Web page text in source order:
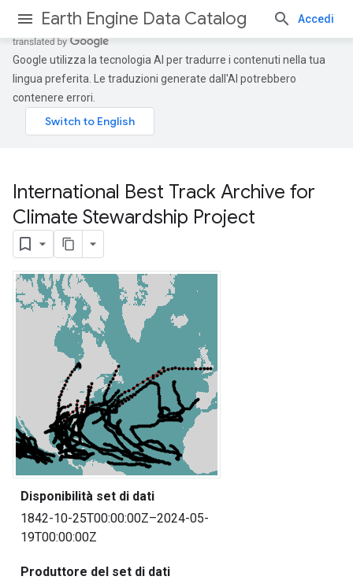
Earth Engine Data Catalog Accedi
Google utilizza la tecnologia AI per tradurre i contenuti nella tua
lingua preferita. Le traduzioni generate dall'AI potrebbero
contenere errori.
International Best Track Archive for
Climate Stewardship Project
Disponibilità set di dati
1842-10-25T00:00:00Z–2024-05-
19T00:00:00Z
Produttore del set di dati